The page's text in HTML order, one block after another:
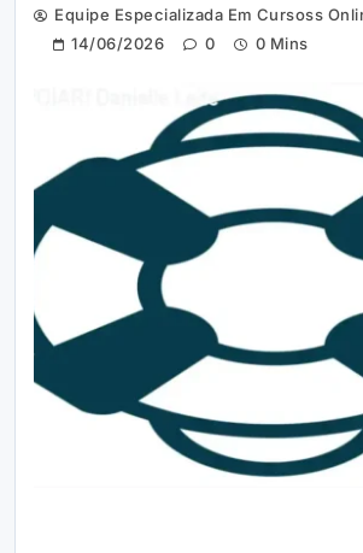
Equipe Especializada Em Cursoss
14/06/2026
0 0 Mins